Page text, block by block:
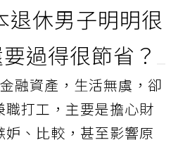
退休男子明明很
過得很節省？
融資產，生活無虞，卻
打工，主要是擔心財
、比較，甚至影響原